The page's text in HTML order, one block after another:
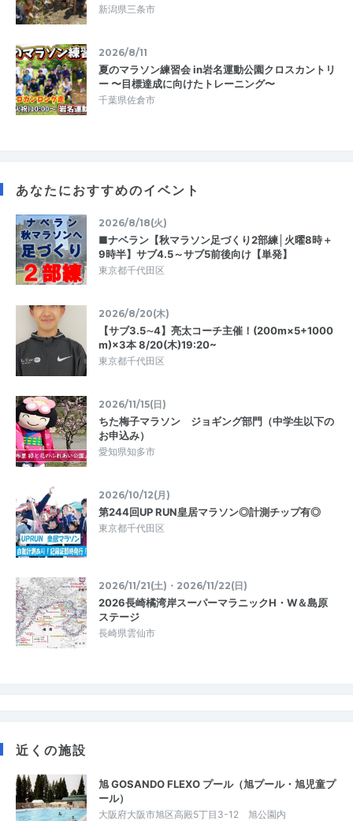
新潟県三条市
2026/8/11
夏のマラソン練習会 in岩名運動公園クロスカントリ
ー 〜目標達成に向けたトレーニング〜
千葉県佐倉市
あなたにおすすめのイベント
2026/8/18(火)
■ナベラン【秋マラソン足づくり2部練│火曜8時＋
9時半】サブ4.5～サブ5前後向け【単発】
東京都千代田区
2026/8/20(木)
【サブ3.5∼4】亮太コーチ主催！(200m×5+1000
m)×3本 8/20(木)19:20~
東京都千代田区
2026/11/15(日)
ちた梅子マラソン ジョギング部門（中学生以下の
お申込み）
愛知県知多市
2026/10/12(月)
第244回UP RUN皇居マラソン◎計測チップ有◎
東京都千代田区
2026/11/21(土)・2026/11/22(日)
2026長崎橘湾岸スーパーマラニックH・W＆島原
ステージ
長崎県雲仙市
近くの施設
旭 GOSANDO FLEXO プール（旭プール・旭児童プ
ール）
大阪府大阪市旭区高殿5丁目3-12 旭公園内